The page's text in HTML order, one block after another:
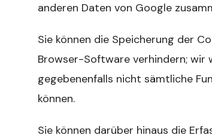
anderen Daten von Google
Sie können die Speicherung der
Browser-Software verhindern; wir
gegebenenfalls nicht sämtliche
können.
Sie können darüber hinaus die